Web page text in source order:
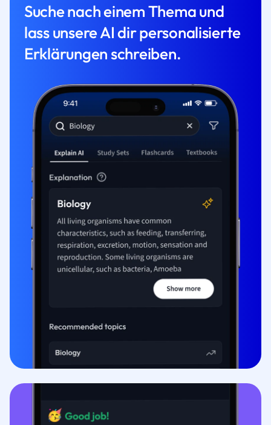
Suche nach einem Thema und
lass unsere AI dir personalisierte
Erklärungen schreiben.